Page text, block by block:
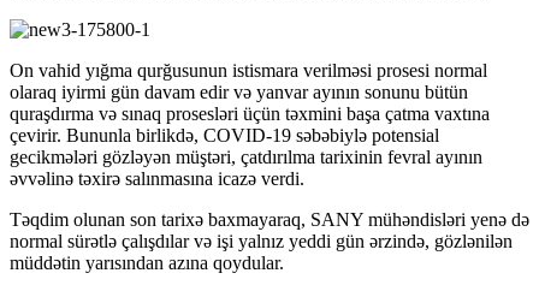
On vahid yığma qurğusunun istismara verilməsi prosesi normal
olaraq iyirmi gün davam edir və yanvar ayının sonunu bütün
quraşdırma və sınaq prosesləri üçün təxmini başa çatma vaxtına
çevirir. Bununla birlikdə, COVID-19 səbəbiylə potensial
gecikmələri gözləyən müştəri, çatdırılma tarixinin fevral ayının
əvvəlinə təxirə salınmasına icazə verdi.
Təqdim olunan son tarixə baxmayaraq, SANY mühəndisləri yenə də
normal sürətlə çalışdılar və işi yalnız yeddi gün ərzində, gözlənilən
müddətin yarısından azına qoydular.